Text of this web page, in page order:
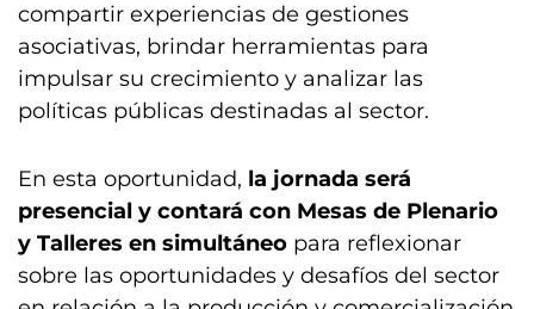
compartir experiencias de gestiones
asociativas, brindar herramientas para
impulsar su crecimiento y analizar las
políticas públicas destinadas al sector.
En esta oportunidad, la jornada será
presencial y contará con Mesas de Plenario
y Talleres en simultáneo para reflexionar
sobre las oportunidades y desafíos del sector